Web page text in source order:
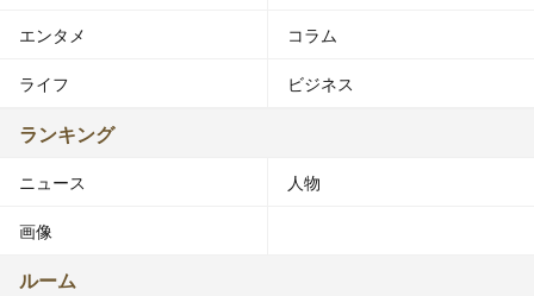
エンタメ コラム
ライフ ビジネス
ランキング
ニュース 人物
画像
ルーム